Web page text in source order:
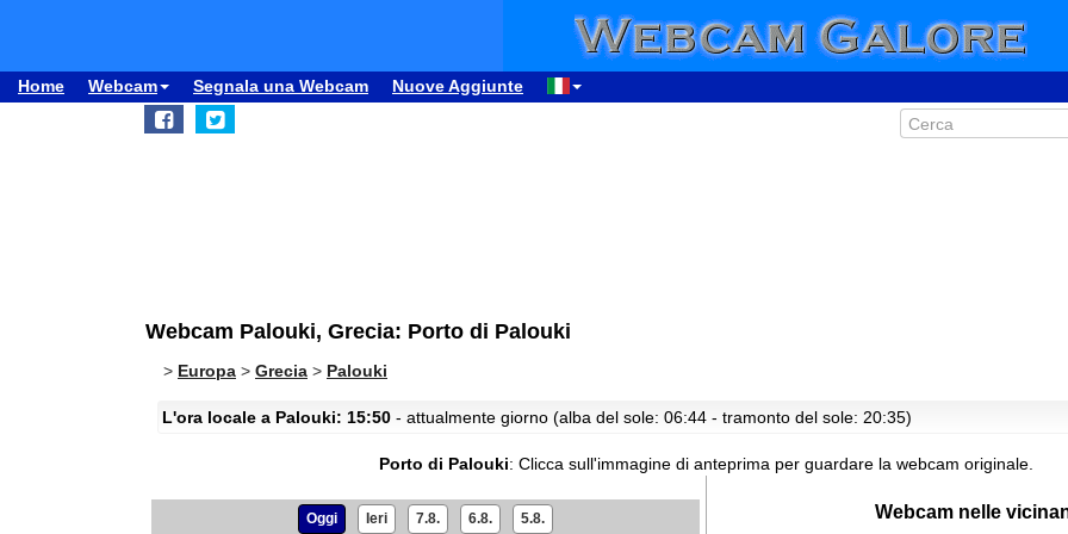
Home Webcam Segnala una Webcam Nuove Aggiunte
Webcam Palouki, Grecia: Porto di Palouki
> Europa > Grecia > Palouki
L'ora locale a Palouki: 15:50 - attualmente giorno (alba del sole: 06:44 - tramonto del sole: 20:35)
Porto di Palouki: Clicca sull'immagine di anteprima per guardare la webcam originale.
Oggi Ieri 7.8. 6.8. 5.8.
05:35
Webcam nelle